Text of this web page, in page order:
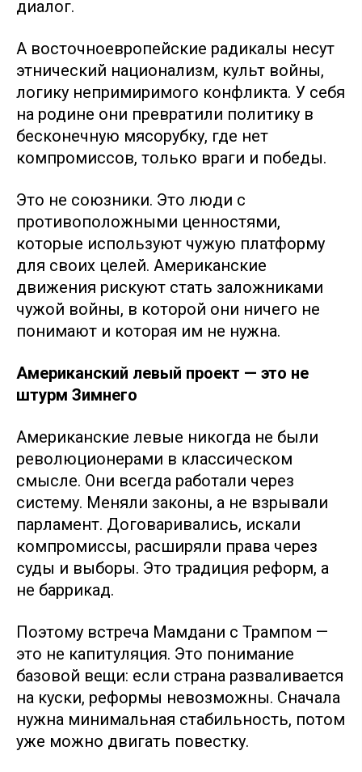
диалог.
А восточноевропейские радикалы несут
этнический национализм, культ войны,
логику непримиримого конфликта. У себя
на родине они превратили политику в
бесконечную мясорубку, где нет
компромиссов, только враги и победы.
Это не союзники. Это люди с
противоположными ценностями,
которые используют чужую платформу
для своих целей. Американские
движения рискуют стать заложниками
чужой войны, в которой они ничего не
понимают и которая им не нужна.
Американский левый проект — это не
штурм Зимнего
Американские левые никогда не были
революционерами в классическом
смысле. Они всегда работали через
систему. Меняли законы, а не взрывали
парламент. Договаривались, искали
компромиссы, расширяли права через
суды и выборы. Это традиция реформ, а
не баррикад.
Поэтому встреча Мамдани с Трампом —
это не капитуляция. Это понимание
базовой вещи: если страна разваливается
на куски, реформы невозможны. Сначала
нужна минимальная стабильность, потом
уже можно двигать повестку.